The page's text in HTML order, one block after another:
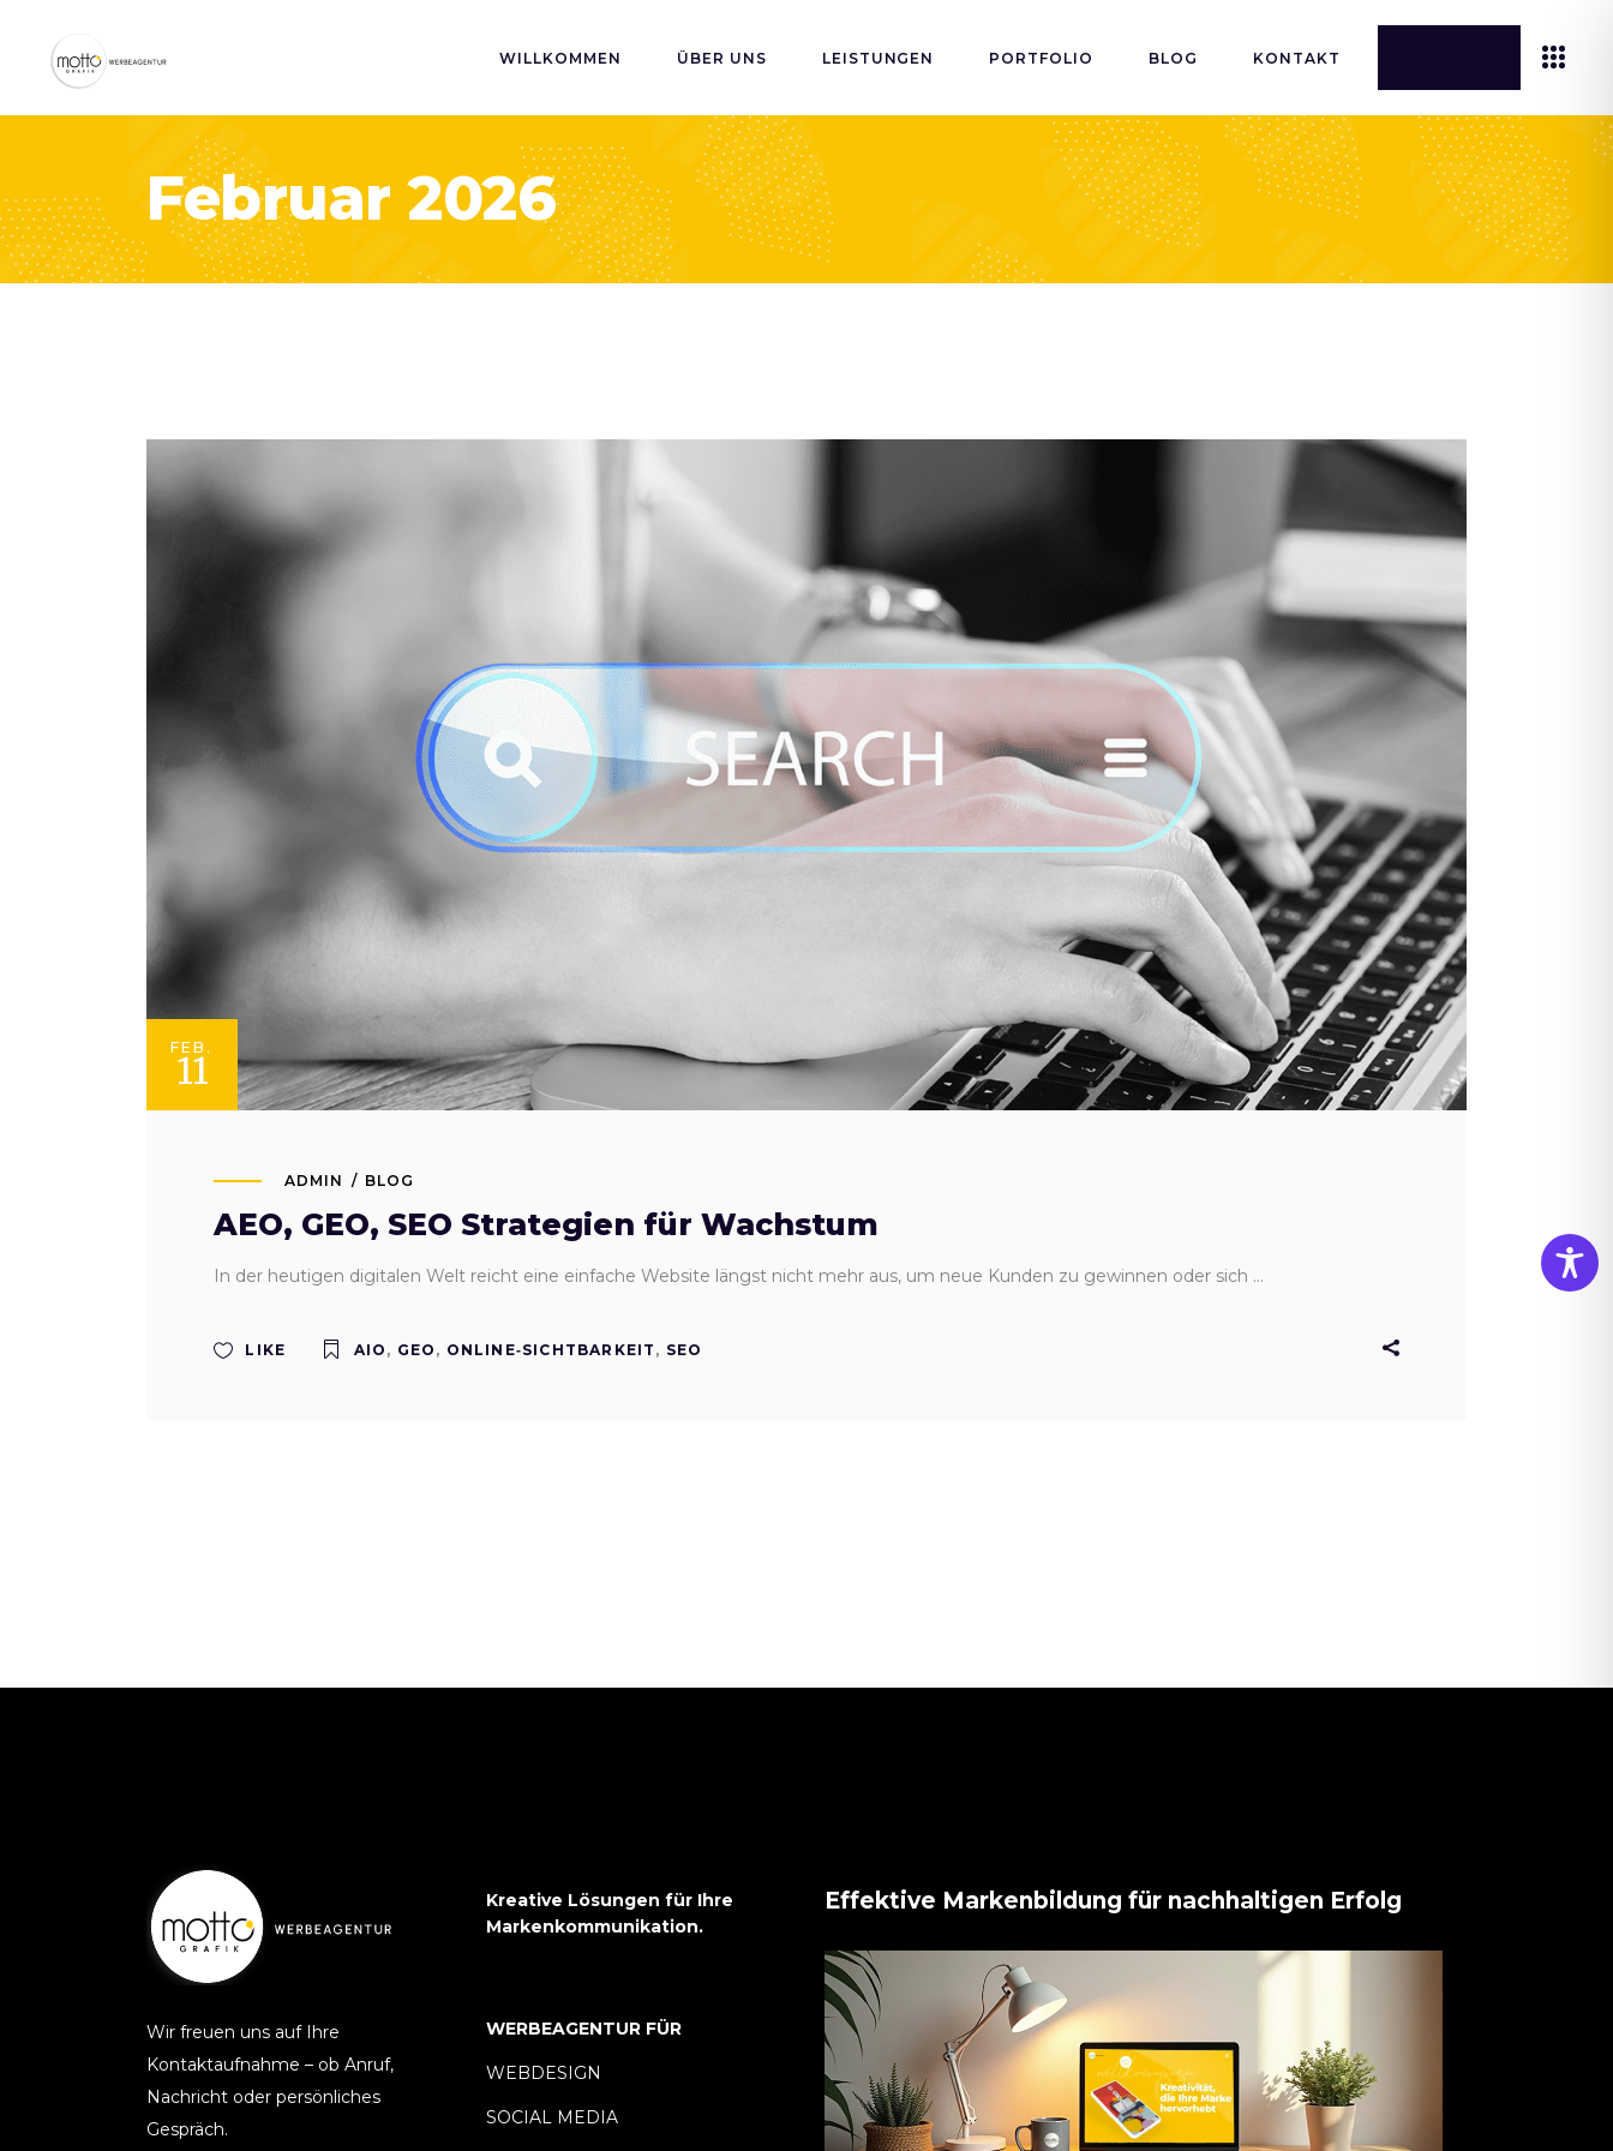
WILLKOMMEN ÜBER UNS LEISTUNGEN PORTFOLIO BLOG KONTAKT
Februar 2026
FEB.
11
ADMIN BLOG
AEO, GEO, SEO Strategien für Wachstum
In der heutigen digitalen Welt reicht eine einfache Website längst nicht mehr aus, um neue Kunden zu gewinnen oder sich
LIKE AIO , GEO , ONLINE‑SICHTBARKEIT , SEO
Wir freuen uns auf Ihre
Kontaktaufnahme – ob Anruf,
Nachricht oder persönliches
Gespräch.
Kreative Lösungen für Ihre
Markenkommunikation.
WERBEAGENTUR FÜR
WEBDESIGN
SOCIAL MEDIA
Effektive Markenbildung für nachhaltigen Erfolg